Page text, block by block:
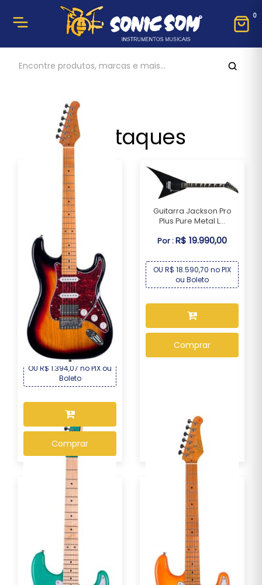
0
Destaques
Guitarra Seizi Fun
Vintage Budokan – S...
Por : R$ 1.499,00
OU R$ 1.394,07 no PIX ou
Boleto
Comprar
Guitarra Jackson Pro
Plus Pure Metal L...
Por :R$ 19.990,00
OU R$ 18.590,70 no PIX
ou Boleto
Comprar